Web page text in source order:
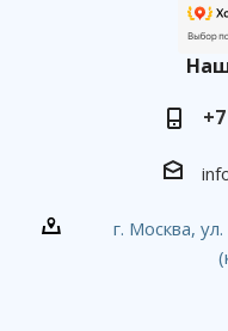
г. Москва,